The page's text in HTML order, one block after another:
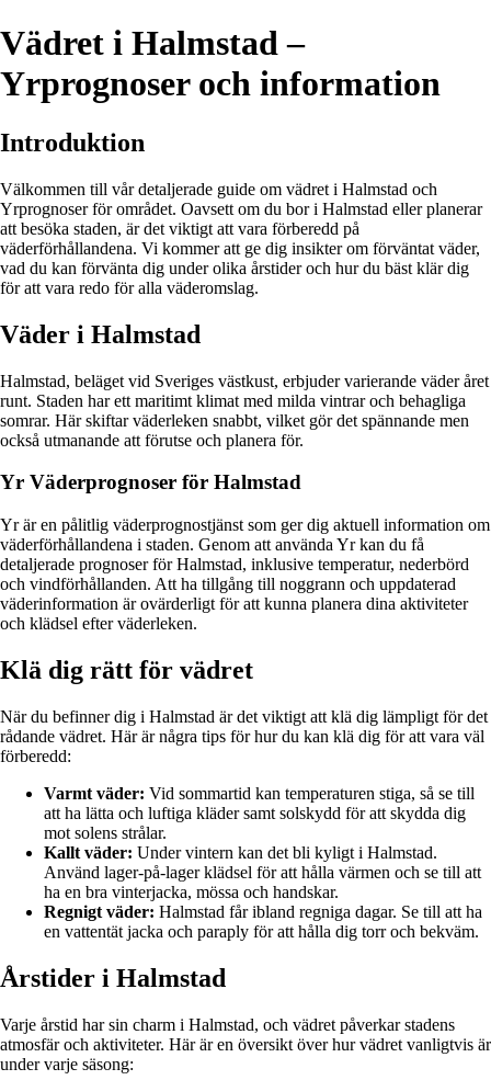
Vädret i Halmstad –
Yrprognoser och information
Introduktion
Välkommen till vår detaljerade guide om vädret i Halmstad och
Yrprognoser för området. Oavsett om du bor i Halmstad eller planerar
att besöka staden, är det viktigt att vara förberedd på
väderförhållandena. Vi kommer att ge dig insikter om förväntat väder,
vad du kan förvänta dig under olika årstider och hur du bäst klär dig
för att vara redo för alla väderomslag.
Väder i Halmstad
Halmstad, beläget vid Sveriges västkust, erbjuder varierande väder året
runt. Staden har ett maritimt klimat med milda vintrar och behagliga
somrar. Här skiftar väderleken snabbt, vilket gör det spännande men
också utmanande att förutse och planera för.
Yr Väderprognoser för Halmstad
Yr är en pålitlig väderprognostjänst som ger dig aktuell information om
väderförhållandena i staden. Genom att använda Yr kan du få
detaljerade prognoser för Halmstad, inklusive temperatur, nederbörd
och vindförhållanden. Att ha tillgång till noggrann och uppdaterad
väderinformation är ovärderligt för att kunna planera dina aktiviteter
och klädsel efter väderleken.
Klä dig rätt för vädret
När du befinner dig i Halmstad är det viktigt att klä dig lämpligt för det
rådande vädret. Här är några tips för hur du kan klä dig för att vara väl
förberedd:
Varmt väder: Vid sommartid kan temperaturen stiga, så se till
att ha lätta och luftiga kläder samt solskydd för att skydda dig
mot solens strålar.
Kallt väder: Under vintern kan det bli kyligt i Halmstad.
Använd lager-på-lager klädsel för att hålla värmen och se till att
ha en bra vinterjacka, mössa och handskar.
Regnigt väder: Halmstad får ibland regniga dagar. Se till att ha
en vattentät jacka och paraply för att hålla dig torr och bekväm.
Årstider i Halmstad
Varje årstid har sin charm i Halmstad, och vädret påverkar stadens
atmosfär och aktiviteter. Här är en översikt över hur vädret vanligtvis är
under varje säsong: